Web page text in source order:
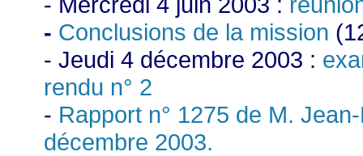
- Conclusions de la mission
- Jeudi 4 décembre 2003 :
rendu n° 2
- Rapport n° 1275 de M.
décembre 2003.